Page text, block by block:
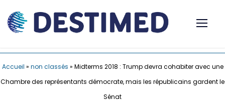
Accueil » non classés » Midterms 2018 : Trump devra cohabiter avec une
Chambre des représentants démocrate, mais les républicains gardent le
Sénat